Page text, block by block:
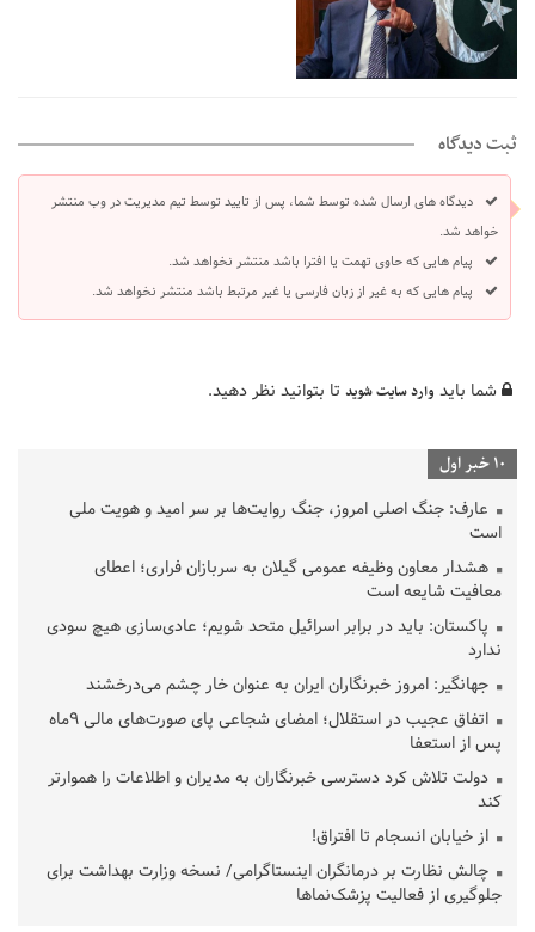
ثبت دیدگاه
دیدگاه های ارسال شده توسط شما، پس از تایید توسط تیم مدیریت در وب منتشر
خواهد شد.
پیام هایی که حاوی تهمت یا افترا باشد منتشر نخواهد شد.
پیام هایی که به غیر از زبان فارسی یا غیر مرتبط باشد منتشر نخواهد شد.
شما باید وارد سایت شوید تا بتوانید نظر دهید.
10 خبر اول
عارف: جنگ اصلی امروز، جنگ روایت‌ها بر سر امید و هویت ملی
است
هشدار معاون وظیفه عمومی گیلان به سربازان فراری؛ اعطای
معافیت شایعه است
پاکستان: باید در برابر اسرائیل متحد شویم؛ عادی‌سازی هیچ سودی
ندارد
جهانگیر: امروز خبرنگاران ایران به عنوان خار چشم می‌درخشند
اتفاق عجیب در استقلال؛ امضای شجاعی پای صورت‌های مالی ٩ماه
پس از استعفا
دولت تلاش کرد دسترسی خبرنگاران به مدیران و اطلاعات را هموارتر
کند
از خیابان انسجام تا افتراق!
چالش نظارت بر درمانگران اینستاگرامی/ نسخه وزارت بهداشت برای
جلوگیری از فعالیت پزشک‌نماها